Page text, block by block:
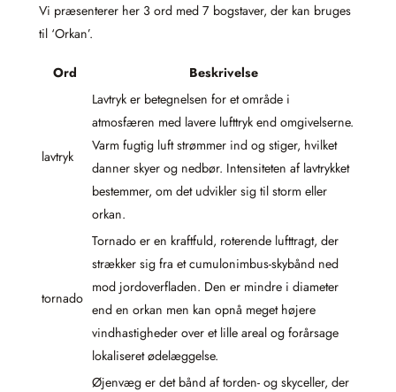
Vi præsenterer her 3 ord med 7 bogstaver, der kan bruges
til ‘Orkan’.
Ord Beskrivelse
lavtryk
Lavtryk er betegnelsen for et område i
atmosfæren med lavere lufttryk end omgivelserne.
Varm fugtig luft strømmer ind og stiger, hvilket
danner skyer og nedbør. Intensiteten af lavtrykket
bestemmer, om det udvikler sig til storm eller
orkan.
tornado
Tornado er en kraftfuld, roterende lufttragt, der
strækker sig fra et cumulonimbus-skybånd ned
mod jordoverfladen. Den er mindre i diameter
end en orkan men kan opnå meget højere
vindhastigheder over et lille areal og forårsage
lokaliseret ødelæggelse.
Øjenvæg er det bånd af torden- og skyceller, der